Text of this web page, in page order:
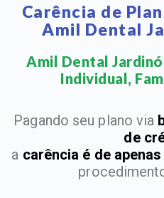
Carência de
Amil Dental
Amil Dental
Individual,
Pagando seu plano via
de
a carência é de